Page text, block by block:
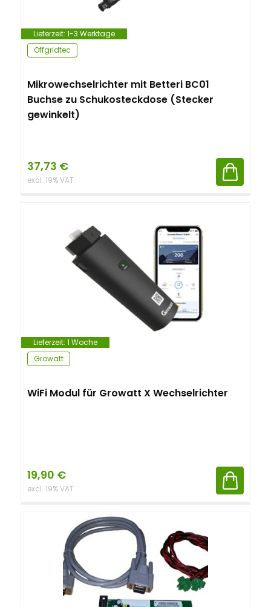
Lieferzeit: 1-3 Werktage
Offgridtec
Mikrowechselrichter mit Betteri BC01
Buchse zu Schukosteckdose (Stecker
gewinkelt)
37,73 €
excl. 19% VAT
Lieferzeit: 1 Woche
Growatt
WiFi Modul für Growatt X Wechselrichter
19,90 €
excl. 19% VAT